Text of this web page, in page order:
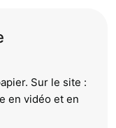
Sur le site :
en vidéo et en